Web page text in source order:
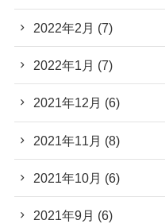
2022年2月 (7)
2022年1月 (7)
2021年12月 (6)
2021年11月 (8)
2021年10月 (6)
2021年9月 (6)